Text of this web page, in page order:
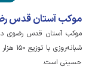
موکب آستان قدس
موکب آستان قدس رضوی
حسینی است.